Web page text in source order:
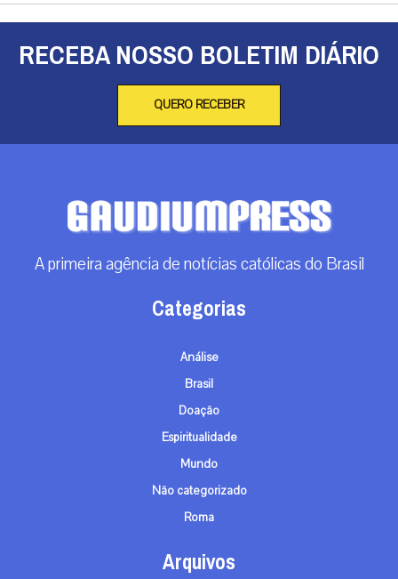
RECEBA NOSSO BOLETIM DIÁRIO
QUERO RECEBER
A primeira agência de notícias católicas do Brasil
Categorias
Análise
Brasil
Doação
Espiritualidade
Mundo
Não categorizado
Roma
Arquivos